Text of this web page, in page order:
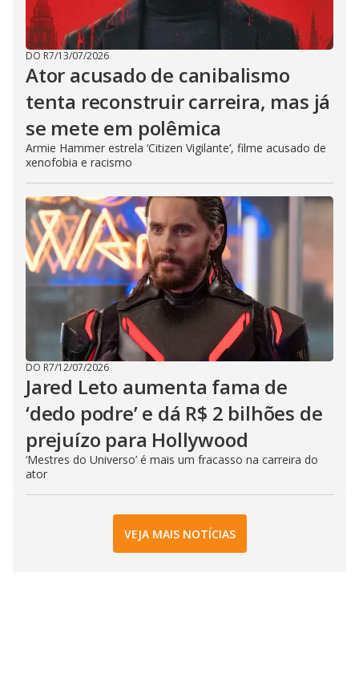
DO R7/13/07/2026
Ator acusado de canibalismo
tenta reconstruir carreira, mas já
se mete em polêmica
Armie Hammer estrela ‘Citizen Vigilante’, filme acusado de
xenofobia e racismo
DO R7/12/07/2026
Jared Leto aumenta fama de
‘dedo podre’ e dá R$ 2 bilhões de
prejuízo para Hollywood
‘Mestres do Universo’ é mais um fracasso na carreira do
ator
VEJA MAIS NOTÍCIAS